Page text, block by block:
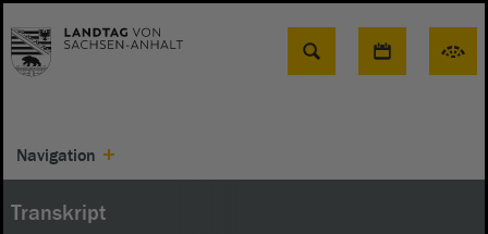
Suche
Navigation
Transkript